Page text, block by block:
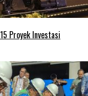
Proyek Investasi